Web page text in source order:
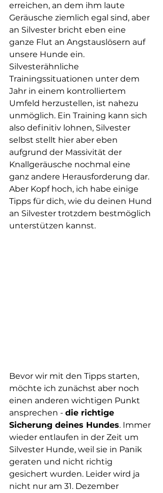
erreichen, an dem ihm laute
Geräusche ziemlich egal sind, aber
an Silvester bricht eben eine
ganze Flut an Angstauslösern auf
unsere Hunde ein.
Silvesterähnliche
Trainingssituationen unter dem
Jahr in einem kontrolliertem
Umfeld herzustellen, ist nahezu
unmöglich. Ein Training kann sich
also definitiv lohnen, Silvester
selbst stellt hier aber eben
aufgrund der Massivität der
Knallgeräusche nochmal eine
ganz andere Herausforderung dar.
Aber Kopf hoch, ich habe einige
Tipps für dich, wie du deinen Hund
an Silvester trotzdem bestmöglich
unterstützen kannst.
Bevor wir mit den Tipps starten,
möchte ich zunächst aber noch
einen anderen wichtigen Punkt
ansprechen - die richtige
Sicherung deines Hundes. Immer
wieder entlaufen in der Zeit um
Silvester Hunde, weil sie in Panik
geraten und nicht richtig
gesichert wurden. Leider wird ja
nicht nur am 31. Dezember